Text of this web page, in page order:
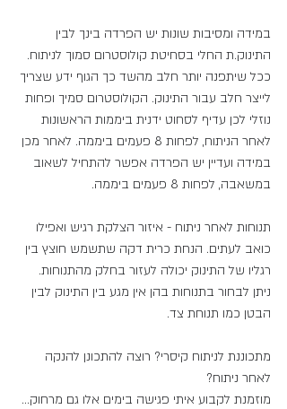
במידה ומסיבות שונות יש הפרדה בינך לבין
התינוק.ת החלי בסחיטת קולוסטרום סמוך לניתוח.
ככל שיתפנה יותר חלב מהשד כך הגוף ידע שצריך
לייצר חלב עבור התינוק. הקולוסטרום סמיך ופחות
נוזלי לכן עדיף לסחוט ידנית ביממות הראשונות
לאחר הניתוח, לפחות 8 פעמים ביממה. לאחר מכן
במידה ועדיין יש הפרדה אפשר להתחיל לשאוב
במשאבה, לפחות 8 פעמים ביממה.
תנוחות לאחר ניתוח - איזור הצלקת רגיש ואפילו
כואב לעתים. הנחת כרית דקה שתשמש חוצץ בין
רגליו של התינוק יכולה לעזור בחלק מהתנוחות.
ניתן לבחור בתנוחות בהן אין מגע בין התינוק לבין
הבטן כמו תנוחת צד.
מתכוננת לניתוח קיסרי? רוצה להתכונן להנקה
לאחר ניתוח?
מוזמנת לקבוע איתי פגישה בימים אלו גם מרחוק...